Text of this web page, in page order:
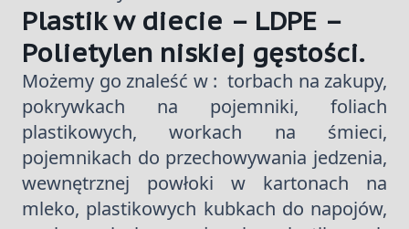
Plastik w diecie – LDPE –
Polietylen niskiej gęstości.
Możemy go znaleść w : torbach na zakupy,
pokrywkach na pojemniki, foliach
plastikowych, workach na śmieci,
pojemnikach do przechowywania jedzenia,
wewnętrznej powłoki w kartonach na
mleko, plastikowych kubkach do napojów,